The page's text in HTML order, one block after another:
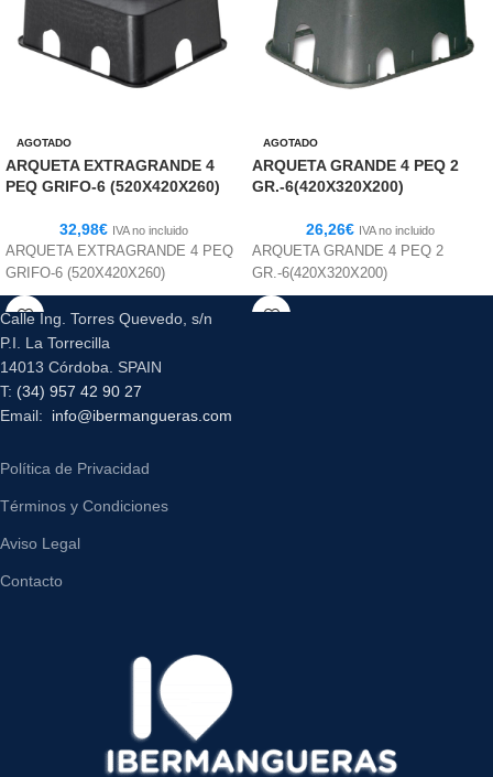
AGOTADO
ARQUETA EXTRAGRANDE 4
PEQ GRIFO-6 (520X420X260)
32,98€ IVA no incluido
ARQUETA EXTRAGRANDE 4 PEQ
GRIFO-6 (520X420X260)
AGOTADO
ARQUETA GRANDE 4 PEQ 2
GR.-6(420X320X200)
26,26€ IVA no incluido
ARQUETA GRANDE 4 PEQ 2
GR.-6(420X320X200)
Calle Ing. Torres Quevedo, s/n
P.I. La Torrecilla
14013 Córdoba. SPAIN
T: (34) 957 42 90 27
Email: info@ibermangueras.com
Política de Privacidad
Términos y Condiciones
Aviso Legal
Contacto